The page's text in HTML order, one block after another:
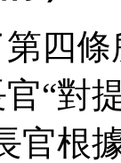
四
“對
官根